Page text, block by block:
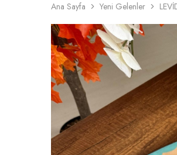
Ana Sayfa Yeni Gelenler